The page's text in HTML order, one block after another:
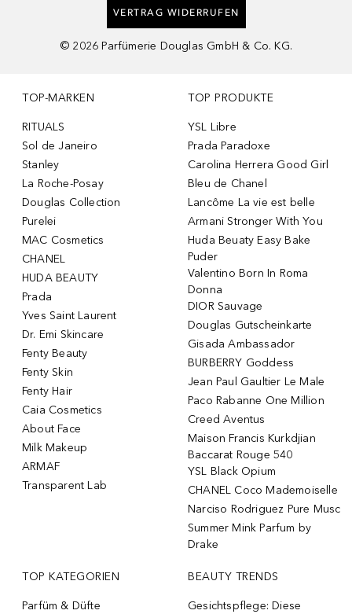
VERTRAG WIDERRUFEN
© 2026 Parfümerie Douglas GmbH & Co. KG.
TOP-MARKEN
RITUALS
Sol de Janeiro
Stanley
La Roche-Posay
Douglas Collection
Purelei
MAC Cosmetics
CHANEL
HUDA BEAUTY
Prada
Yves Saint Laurent
Dr. Emi Skincare
Fenty Beauty
Fenty Skin
Fenty Hair
Caia Cosmetics
About Face
Milk Makeup
ARMAF
Transparent Lab
TOP PRODUKTE
YSL Libre
Prada Paradoxe
Carolina Herrera Good Girl
Bleu de Chanel
Lancôme La vie est belle
Armani Stronger With You
Huda Beuaty Easy Bake
Puder
Valentino Born In Roma
Donna
DIOR Sauvage
Douglas Gutscheinkarte
Gisada Ambassador
BURBERRY Goddess
Jean Paul Gaultier Le Male
Paco Rabanne One Million
Creed Aventus
Maison Francis Kurkdjian
Baccarat Rouge 540
YSL Black Opium
CHANEL Coco Mademoiselle
Narciso Rodriguez Pure Musc
Summer Mink Parfum by
Drake
TOP KATEGORIEN
Parfüm & Düfte
BEAUTY TRENDS
Gesichtspflege: Diese